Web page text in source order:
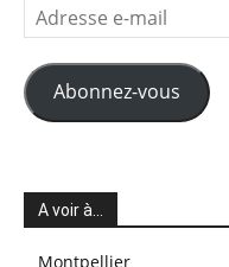
Adresse
e-
mail
Abonnez-vous
A voir à…
Montpellier